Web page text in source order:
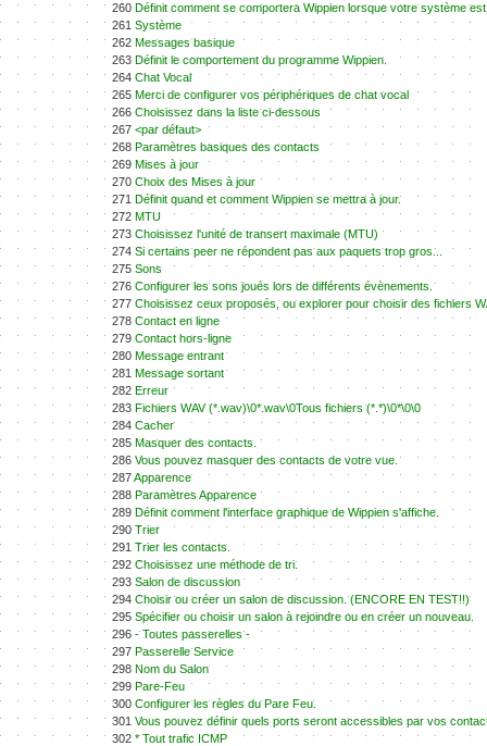
260 Définit comment se comportera Wippien lorsque votre système
261 Système
262 Messages basique
263 Définit le comportement du programme Wippien.
264 Chat Vocal
265 Merci de configurer vos périphériques de chat vocal
266 Choisissez dans la liste ci-dessous
267 <par défaut>
268 Paramètres basiques des contacts
269 Mises à jour
270 Choix des Mises à jour
271 Définit quand et comment Wippien se mettra à jour.
272 MTU
273 Choisissez l'unité de transert maximale (MTU)
274 Si certains peer ne répondent pas aux paquets trop gros...
275 Sons
276 Configurer les sons joués lors de différents évènements.
277 Choisissez ceux proposés, ou explorer pour choisir des fichiers
278 Contact en ligne
279 Contact hors-ligne
280 Message entrant
281 Message sortant
282 Erreur
283 Fichiers WAV (*.wav)\0*.wav\0Tous fichiers (*.*)\0*\0\0
284 Cacher
285 Masquer des contacts.
286 Vous pouvez masquer des contacts de votre vue.
287Apparence
288 Paramètres Apparence
289 Définit comment l'interface graphique de Wippien s'affiche.
290 Trier
291 Trier les contacts.
292 Choisissez une méthode de tri.
293 Salon de discussion
294 Choisir ou créer un salon de discussion. (ENCORE EN TEST!!)
295 Spécifier ou choisir un salon à rejoindre ou en créer un nouveau.
296 - Toutes passerelles -
297 Passerelle Service
298 Nom du Salon
299 Pare-Feu
300 Configurer les règles du Pare Feu.
301 Vous pouvez définir quels ports seront accessibles par vos
302 * Tout trafic ICMP